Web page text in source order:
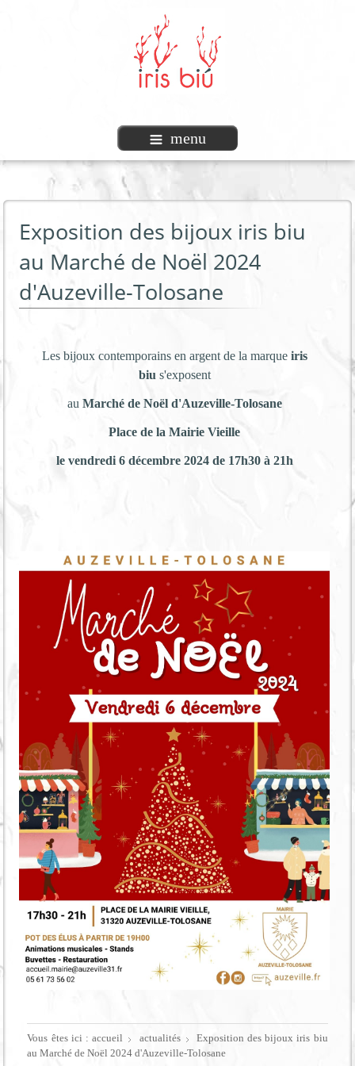
menu
Exposition des bijoux iris biu
au Marché de Noël 2024
d'Auzeville-Tolosane
Les bijoux contemporains en argent de la marque iris
biu s'exposent
au Marché de Noël d'Auzeville-Tolosane
Place de la Mairie Vieille
le vendredi 6 décembre 2024 de 17h30 à 21h
Vous êtes ici :accueil actualités
Exposition des bijoux iris biu
au Marché de Noël 2024 d'Auzeville-Tolosane